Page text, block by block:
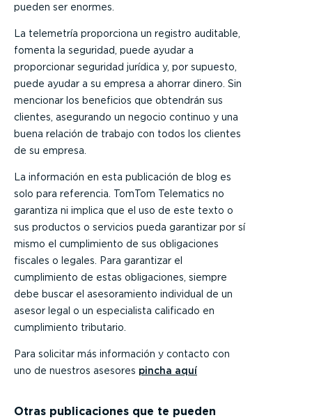
pueden ser enormes.
La telemetría proporciona un registro auditable,
fomenta la seguridad, puede ayudar a
proporcionar seguridad jurídica y, por supuesto,
puede ayudar a su empresa a ahorrar dinero. Sin
mencionar los beneficios que obtendrán sus
clientes, asegurando un negocio continuo y una
buena relación de trabajo con todos los clientes
de su empresa.
La información en esta publicación de blog es
solo para referencia. TomTom Telematics no
garantiza ni implica que el uso de este texto o
sus productos o servicios pueda garantizar por sí
mismo el cumplimiento de sus obligaciones
fiscales o legales. Para garantizar el
cumplimiento de estas obligaciones, siempre
debe buscar el asesoramiento individual de un
asesor legal o un especialista calificado en
cumplimiento tributario.
Para solicitar más información y contacto con
uno de nuestros asesores pincha aquí
Otras publicaciones que te pueden